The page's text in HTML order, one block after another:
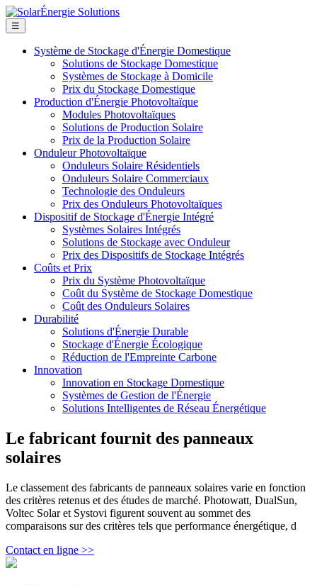
☰
Système de Stockage d'Énergie Domestique
Solutions de Stockage Domestique
Systèmes de Stockage à Domicile
Prix du Stockage Domestique
Production d'Énergie Photovoltaïque
Modules Photovoltaïques
Solutions de Production Solaire
Prix de la Production Solaire
Onduleur Photovoltaïque
Onduleurs Solaire Résidentiels
Onduleurs Solaire Commerciaux
Technologie des Onduleurs
Prix des Onduleurs Photovoltaïques
Dispositif de Stockage d'Énergie Intégré
Systèmes Solaires Intégrés
Solutions de Stockage avec Onduleur
Prix des Dispositifs de Stockage Intégrés
Coûts et Prix
Prix du Système Photovoltaïque
Coût du Système de Stockage Domestique
Coût des Onduleurs Solaires
Durabilité
Solutions d'Énergie Durable
Stockage d'Énergie Écologique
Réduction de l'Empreinte Carbone
Innovation
Innovation en Stockage Domestique
Systèmes de Gestion de l'Énergie
Solutions Intelligentes de Réseau Énergétique
Le fabricant fournit des panneaux
solaires
Le classement des fabricants de panneaux solaires varie en fonction
des critères retenus et des études de marché. Photowatt, DualSun,
Voltec Solar et Systovi figurent souvent au sommet des
comparaisons sur des critères tels que performance énergétique, d
Contact en ligne >>